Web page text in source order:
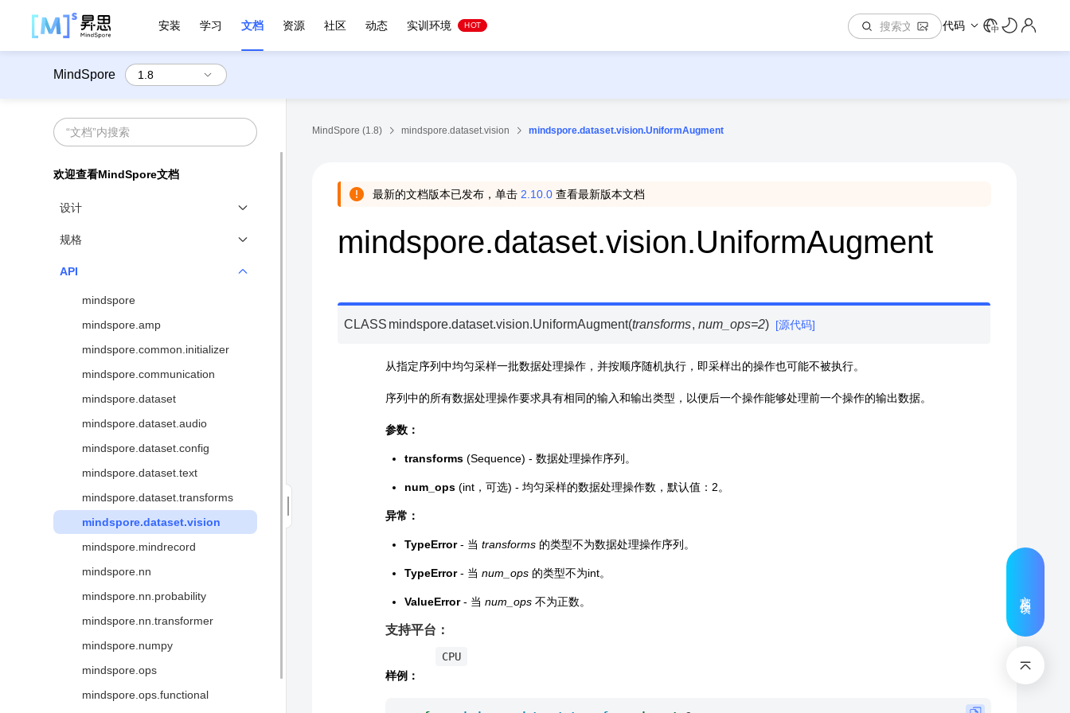
安装 学习 文档 资源 社区 动态 实训环境 HOT 代码 中
MindSpore
欢迎查看MindSpore文档
设计
异构并行训练
分布式并行
中间表达MindIR
高性能数据处理引擎
图算融合加速引擎
二阶优化
可视化调试调优↗
安全可信↗
术语
规格
API
mindspore
mindspore.amp
mindspore.common.initializer
mindspore.communication
mindspore.dataset
mindspore.dataset.audio
mindspore.dataset.config
mindspore.dataset.text
mindspore.dataset.transforms
mindspore.dataset.vision
mindspore.mindrecord
mindspore.nn
mindspore.nn.probability
mindspore.nn.transformer
mindspore.numpy
mindspore.ops
mindspore.ops.functional
MindSpore (1.8) mindspore.dataset.vision mindspore.dataset.vision.UniformAugment
最新的文档版本已发布，单击 2.10.0 查看最新版本文档
mindspore.dataset.vision.UniformAugment
CLASS mindspore.dataset.vision.UniformAugment(transforms, num_ops=2) [源代码]
从指定序列中均匀采样一批数据处理操作，并按顺序随机执行，即采样出的操作也可能不被执行。
序列中的所有数据处理操作要求具有相同的输入和输出类型，以便后一个操作能够处理前一个操作的输出数据。
参数：
transforms (Sequence) - 数据处理操作序列。
num_ops (int，可选) - 均匀采样的数据处理操作数，默认值：2。
异常：
TypeError- 当 transforms 的类型不为数据处理操作序列。
TypeError- 当 num_ops 的类型不为int。
ValueError- 当 num_ops 不为正数。
支持平台：
CPU
样例：